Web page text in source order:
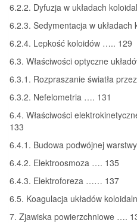
6.2.2. Dyfuzja w układach
6.2.3. Sedymentacja w
6.2.4. Lepkość koloidów ….. 129
6.3. Właściwości optyczne
6.3.1. Rozpraszanie światła
6.3.2. Nefelometria …. 131
6.4. Właściwości
133
6.4.1. Budowa podwójnej
6.4.2. Elektroosmoza …. 135
6.4.3. Elektroforeza …… 137
6.5. Koagulacja układów
7. Zjawiska powierzchniowe ….